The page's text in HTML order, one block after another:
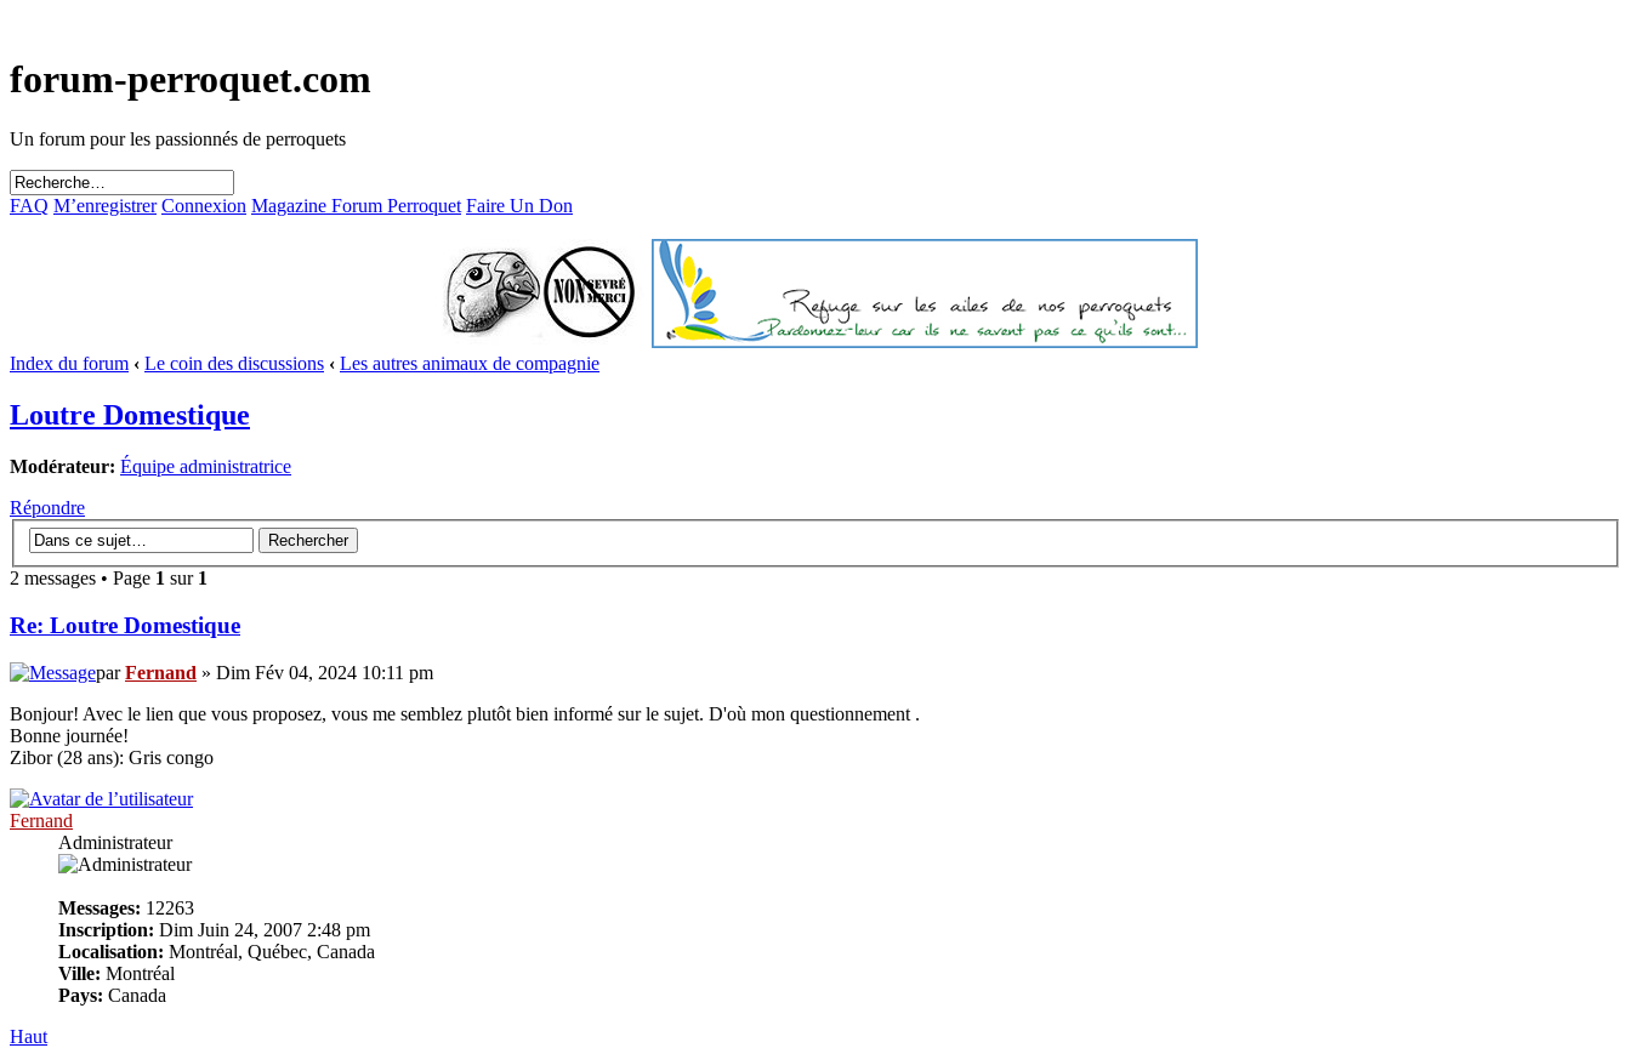
forum-perroquet.com
Un forum pour les passionnés de perroquets
FAQ M’enregistrer Connexion Magazine Forum Perroquet Faire Un Don
Index du forum ‹ Le coin des discussions ‹ Les autres animaux de compagnie
Loutre Domestique
Modérateur: Équipe administratrice
Répondre
2 messages • Page 1 sur 1
Re: Loutre Domestique
parFernand » Dim Fév 04, 2024 10:11 pm
Bonjour! Avec le lien que vous proposez, vous me semblez plutôt bien informé sur le sujet. D'où mon questionnement .
Bonne journée!
Zibor (28 ans): Gris congo
Fernand
Administrateur
Messages: 12263
Inscription: Dim Juin 24, 2007 2:48 pm
Localisation: Montréal, Québec, Canada
Ville: Montréal
Pays: Canada
Haut